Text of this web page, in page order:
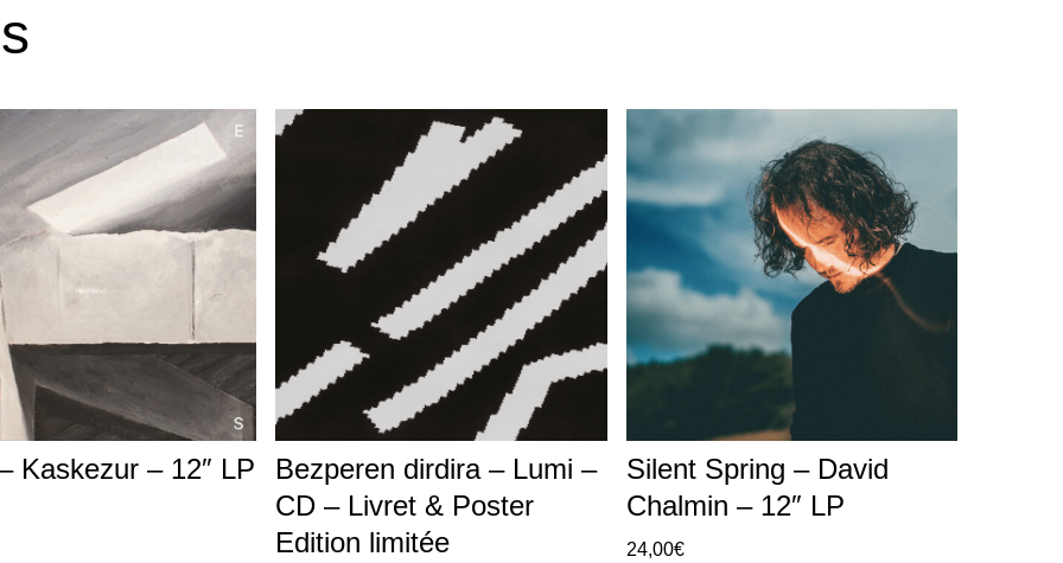
Kaskezur – 12″ LP
Bezperen dirdira – Lumi –
CD – Livret & Poster
Edition limitée
Silent Spring – David
Chalmin – 12″ LP
24,00€